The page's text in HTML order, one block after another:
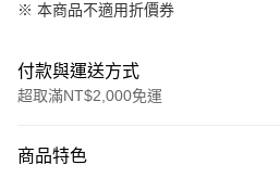
※ 本商品不適用折價券
付款與運送方式
超取滿NT$2,000免運
信用卡一次付款
商品特色